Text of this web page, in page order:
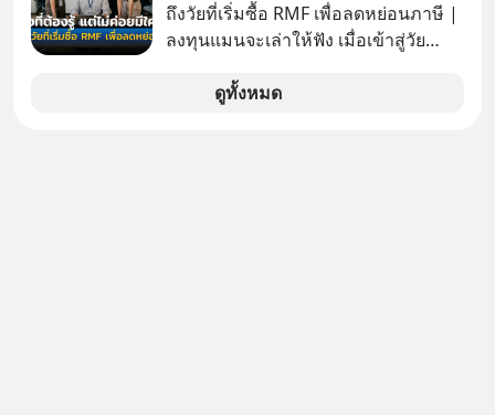
ถึงวัยที่เริ่มซื้อ RMF เพื่อลดหย่อนภาษี |
ลงทุนแมนจะเล่าให้ฟัง เมื่อเข้าสู่วัย
ดูทั้งหมด